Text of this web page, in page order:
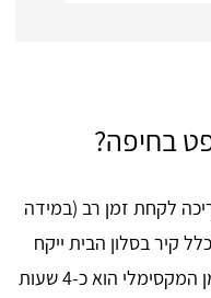
בחיפה?
לקחת זמן רב (במידה
קיר בסלון הבית ייקח
בממוצע כ-3 שעות עבודה. כאשר הזמן המקסימלי הוא כ-4 שעות